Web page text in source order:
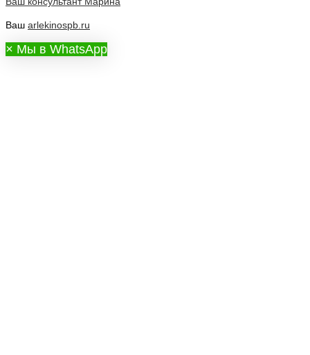
Ваш arlekinospb.ru
× Мы в WhatsApp